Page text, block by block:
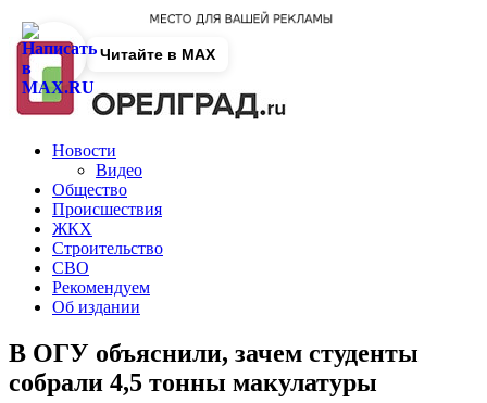
Новости
Видео
Общество
Происшествия
ЖКХ
Строительство
СВО
Рекомендуем
Об издании
В ОГУ объяснили, зачем студенты
собрали 4,5 тонны макулатуры
Читайте в MAX